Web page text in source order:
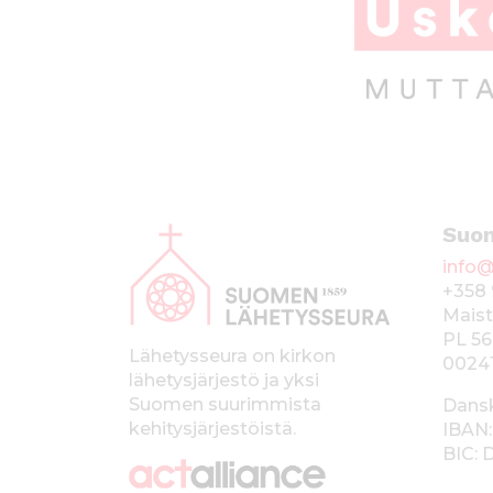
Lähetysseura on kirkon
lähetysjärjestö ja yksi
Suomen suurimmista
kehitysjärjestöistä.
+358
PL 56
BIC: